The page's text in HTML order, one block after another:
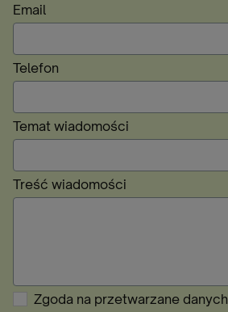
Email
Telefon
Temat wiadomości
Treść wiadomości
Zgoda na przetwarzane danych